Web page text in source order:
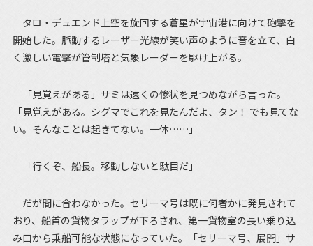
タロ・デュエンド上空を旋回する蒼星が宇宙港に向けて砲撃を
開始した。脈動するレーザー光線が笑い声のように音を立て、白
く激しい電撃が管制塔と気象レーダーを駆け上がる。
「見覚えがある」サミは遠くの惨状を見つめながら言った。
「見覚えがある。シグマでこれを見たんだよ、タン！ でも見てな
い。そんなことは起きてない。一体……」
「行くぞ、船長。移動しないと駄目だ」
だが間に合わなかった。セリーマ号は既に何者かに発見されて
おり、船首の貨物タラップが下ろされ、第一貨物室の長い乗り込
み口から乗船可能な状態になっていた。「セリーマ号、展開――」サ